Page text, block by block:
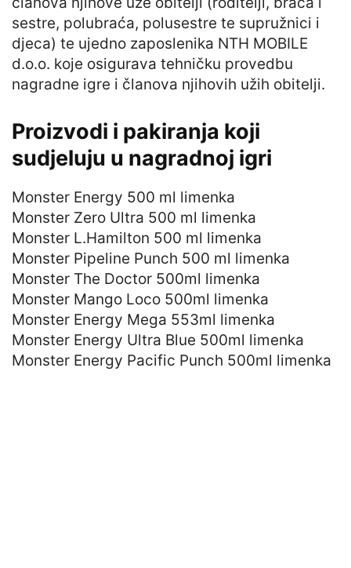
sestre, polubraća, polusestre te supružnici i
djeca) te ujedno zaposlenika NTH MOBILE
d.o.o. koje osigurava tehničku provedbu
nagradne igre i članova njihovih užih obitelji.
Proizvodi i pakiranja koji
sudjeluju u nagradnoj igri
Monster Energy 500 ml limenka
Monster Zero Ultra 500 ml limenka
Monster L.Hamilton 500 ml limenka
Monster Pipeline Punch 500 ml limenka
Monster The Doctor 500ml limenka
Monster Mango Loco 500ml limenka
Monster Energy Mega 553ml limenka
Monster Energy Ultra Blue 500ml limenka
Monster Energy Pacific Punch 500ml limenka